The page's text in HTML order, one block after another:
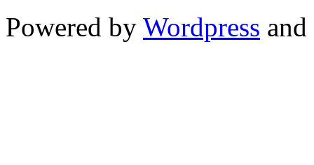
Powered by Wordpress and